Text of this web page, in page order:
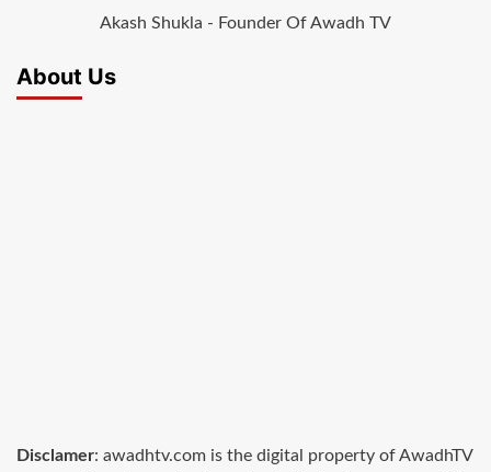
Akash Shukla - Founder Of Awadh TV
About Us
Disclamer: awadhtv.com is the digital property of AwadhTV